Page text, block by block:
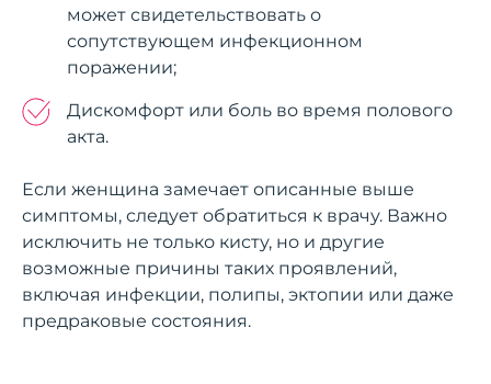
может свидетельствовать о
сопутствующем инфекционном
поражении;
Дискомфорт или боль во время полового
акта.
Если женщина замечает описанные выше
симптомы, следует обратиться к врачу. Важно
исключить не только кисту, но и другие
возможные причины таких проявлений,
включая инфекции, полипы, эктопии или даже
предраковые состояния.